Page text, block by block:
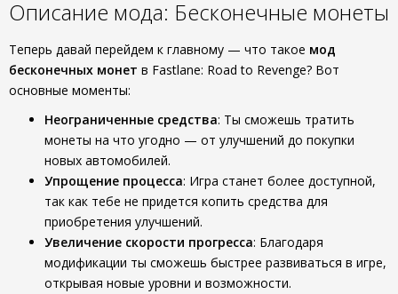
Описание мода: Бесконечные монеты
Теперь давай перейдем к главному — что такое мод
бесконечных монет в Fastlane: Road to Revenge? Вот
основные моменты:
Неограниченные средства: Ты сможешь тратить
монеты на что угодно — от улучшений до покупки
новых автомобилей.
Упрощение процесса: Игра станет более доступной,
так как тебе не придется копить средства для
приобретения улучшений.
Увеличение скорости прогресса: Благодаря
модификации ты сможешь быстрее развиваться в игре,
открывая новые уровни и возможности.